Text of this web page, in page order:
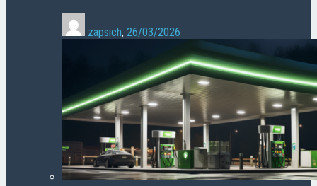
zapsich, 26/03/2026